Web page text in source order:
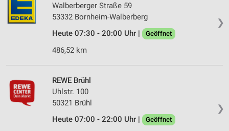
❯
Walberberger Straße 59
53332 Bornheim-Walberberg
Heute 07:30 - 20:00 Uhr |
Geöffnet
486,52 km
❯
REWE Brühl
Uhlstr. 100
50321 Brühl
Heute 07:00 - 22:00 Uhr |
Geöffnet